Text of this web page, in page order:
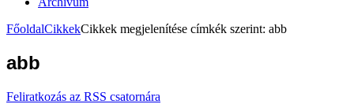
FőoldalCikkekCikkek megjelenítése címkék szerint: abb
abb
Feliratkozás az RSS csatornára